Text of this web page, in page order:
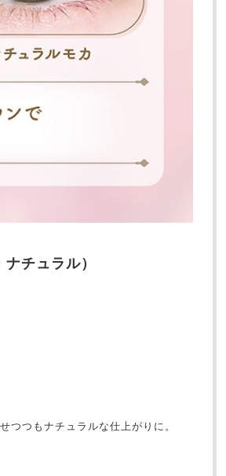
チュラル）
つつもナチュラルな仕上がりに。